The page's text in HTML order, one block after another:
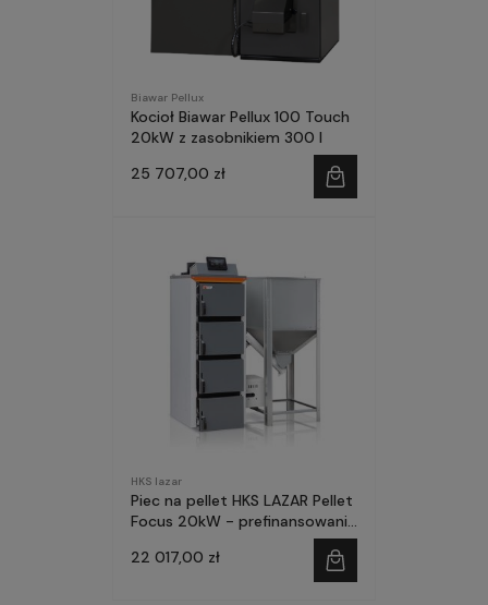
Biawar Pellux
Kocioł Biawar Pellux 100 Touch
20kW z zasobnikiem 300 l
25 707,00 zł
HKS lazar
Piec na pellet HKS LAZAR Pellet
Focus 20kW - prefinansowanie
22 017,00 zł